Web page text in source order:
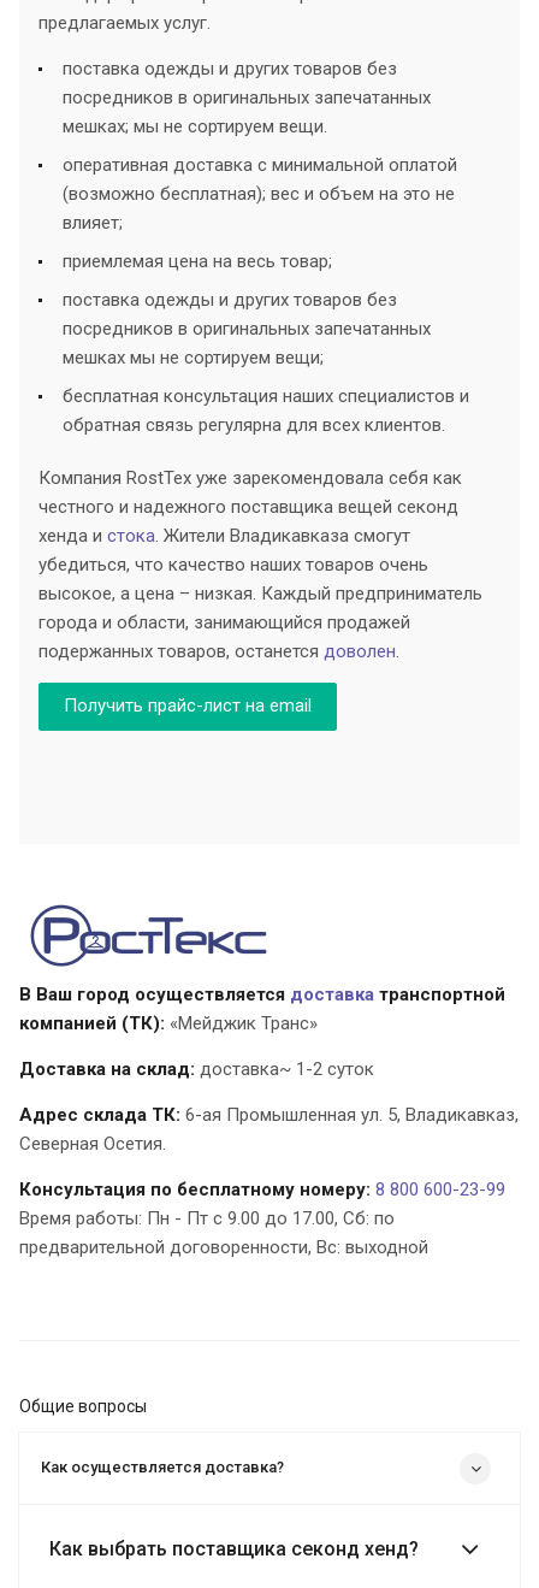
предлагаемых услуг.
поставка одежды и других товаров без
посредников в оригинальных запечатанных
мешках; мы не сортируем вещи.
оперативная доставка с минимальной оплатой
(возможно бесплатная); вес и объем на это не
влияет;
приемлемая цена на весь товар;
поставка одежды и других товаров без
посредников в оригинальных запечатанных
мешках мы не сортируем вещи;
бесплатная консультация наших специалистов и
обратная связь регулярна для всех клиентов.
Компания RostTex уже зарекомендовала себя как
честного и надежного поставщика вещей секонд
хенда и стока. Жители Владикавказа смогут
убедиться, что качество наших товаров очень
высокое, а цена – низкая. Каждый предприниматель
города и области, занимающийся продажей
подержанных товаров, останется доволен.
Получить прайс-лист на email
В Ваш город осуществляется доставка транспортной
компанией (ТК): «Мейджик Транс»
Доставка на склад: доставка~ 1-2 суток
Адрес склада ТК: 6-ая Промышленная ул. 5, Владикавказ,
Северная Осетия.
Консультация по бесплатному номеру: 8 800 600-23-99
Время работы: Пн - Пт с 9.00 до 17.00, Cб: по
предварительной договоренности, Вс: выходной
Общие вопросы
Как осуществляется доставка?
Как выбрать поставщика секонд хенд?